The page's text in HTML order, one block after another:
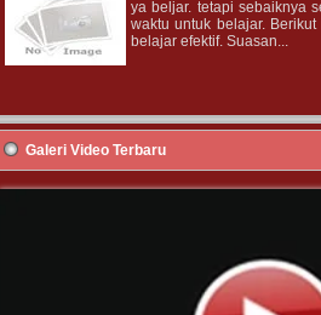
ya beljar. tetapi sebaiknya
waktu untuk belajar.
belajar efektif. Suasan...
Galeri Video Terbaru